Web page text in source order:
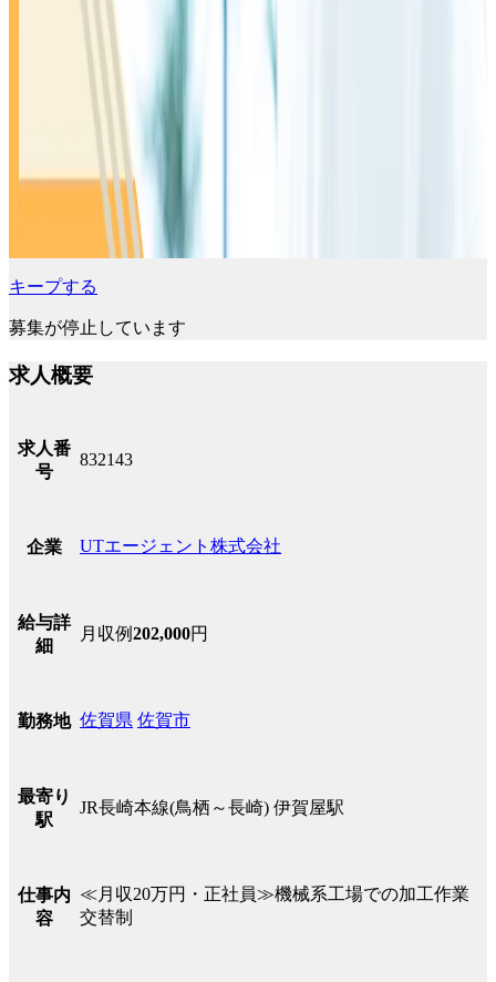
キープする
募集が停止しています
求人概要
求人番
号
832143
企業 UTエージェント株式会社
給与詳
細
月収例202,000円
勤務地 佐賀県 佐賀市
最寄り
駅
JR長崎本線(鳥栖～長崎) 伊賀屋駅
仕事内
容
≪月収20万円・正社員≫機械系工場での加工作業
交替制